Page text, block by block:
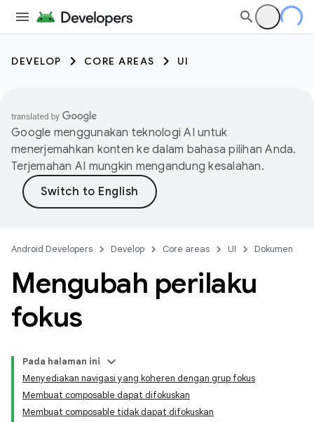
DEVELOP CORE AREAS UI
Google menggunakan teknologi AI untuk
menerjemahkan konten ke dalam bahasa pilihan Anda.
Terjemahan AI mungkin mengandung kesalahan.
Android Developers Develop Core areas UI Dokumen
Mengubah perilaku
fokus
Pada halaman ini
Menyediakan navigasi yang koheren dengan grup fokus
Membuat composable dapat difokuskan
Membuat composable tidak dapat difokuskan